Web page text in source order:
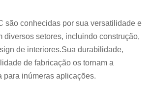
são conhecidas por sua versatilidade e
diversos setores, incluindo construção,
de interiores.Sua durabilidade,
de fabricação os tornam a
para inúmeras aplicações.